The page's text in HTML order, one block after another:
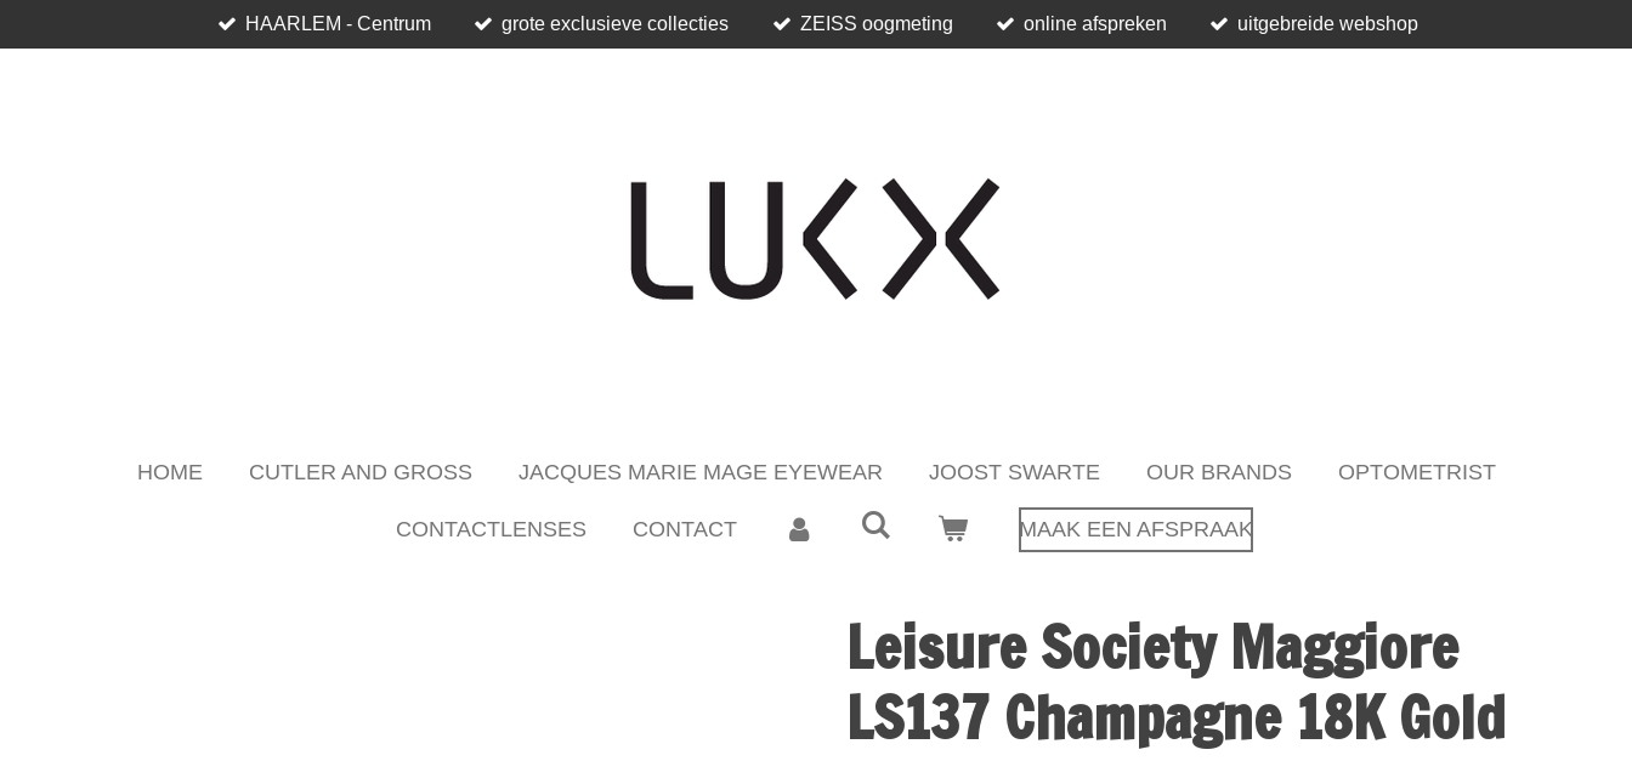
to
HAARLEM - Centrum grote exclusieve collecties ZEISS oogmeting online afspreken uitgebreide webshop
HOME CUTLER AND GROSS JACQUES MARIE MAGE EYEWEAR JOOST SWARTE OUR BRANDS OPTOMETRIST
CONTACTLENSES CONTACT MAAK EEN AFSPRAAK
Leisure Society Maggiore
LS137 Champagne 18K Gold